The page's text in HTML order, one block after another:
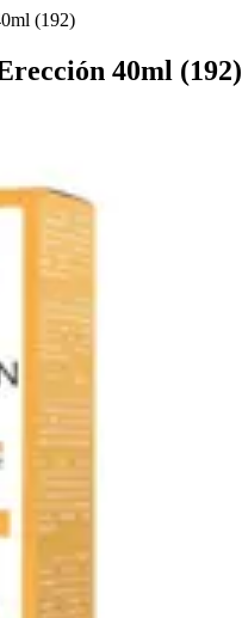
(192)
40ml (192)